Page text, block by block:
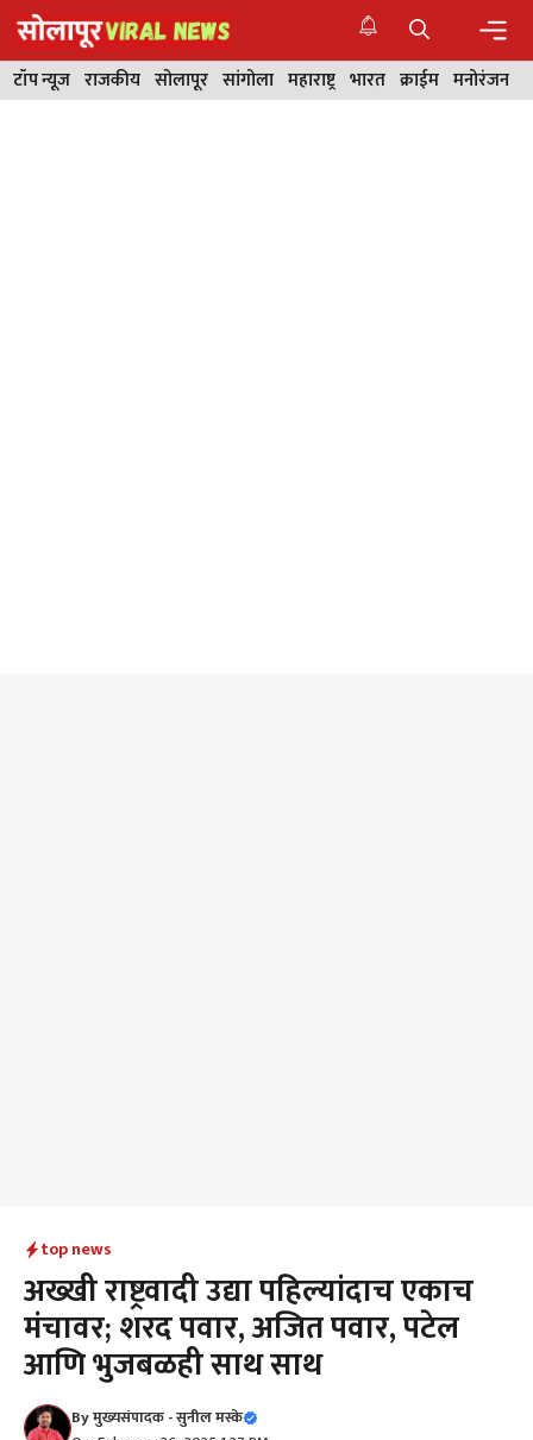
Skip
to
content
टॉप न्यूज राजकीय सोलापूर सांगोला महाराष्ट्र भारत क्राईम मनोरंजन
top news
अख्खी राष्ट्रवादी उद्या पहिल्यांदाच एकाच
मंचावर; शरद पवार, अजित पवार, पटेल
आणि भुजबळही साथ साथ
Byमुख्यसंपादक - सुनील मस्के